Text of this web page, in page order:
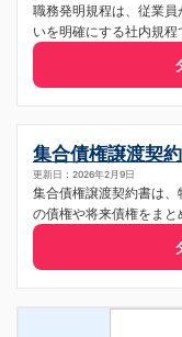
職務発明規程は、従業
いを明確にする社内規程
集合債権譲渡契
更新日：2026年2月9日
集合債権譲渡契約書は
の債権や将来債権をまと